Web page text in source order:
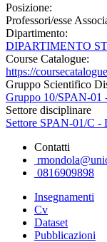
Posizione:
Professori/esse
Dipartimento:
DIPARTIMENTO
Course Catalogue:
https://
Gruppo Scientifico
Gruppo 10/SPAN-
Settore disciplinare
Settore SPAN-01/C -
Contatti
0816909898
Insegnamenti
Cv
Dataset
Pubblicazioni